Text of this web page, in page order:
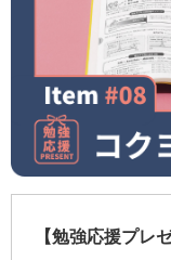
【勉強応援プレ